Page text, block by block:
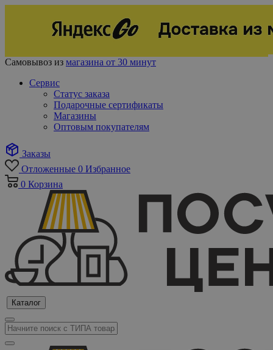
Самовывоз из магазина от 30 минут
Сервис
Статус заказа
Подарочные сертификаты
Магазины
Оптовым покупателям
Заказы
Отложенные 0 Избранное
0 Корзина
Каталог